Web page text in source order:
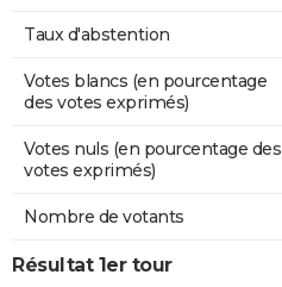
Taux d'abstention
Votes blancs (en pourcentage
des votes exprimés)
Votes nuls (en pourcentage des
votes exprimés)
Nombre de votants
Résultat 1er tour